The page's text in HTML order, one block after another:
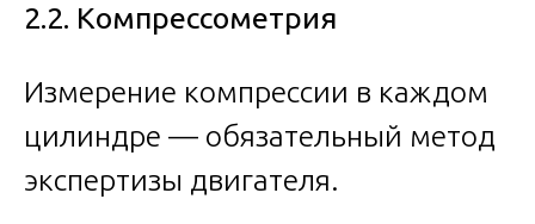
2.2. Компрессометрия
Измерение компрессии в каждом
цилиндре — обязательный метод
экспертизы двигателя.